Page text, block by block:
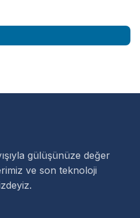
gülüşünüze değer
ve son teknoloji